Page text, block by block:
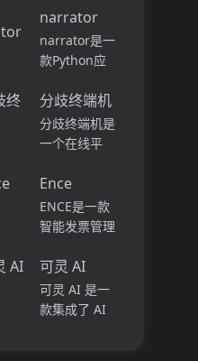
化复杂的编...
站，无需编写
复杂的HTML
或代码。它提
供了超过
10,0...
结合最新的
AI 模型，如
DeepSeek
OpenAI GPT-
4，致力于提
升用户的写作
体验...
narrator
narrator是一
款Python应
OpenAI和
ElevenLabs
的API，能够
Attenborough
来为您的生活
进行...
分歧终端机
分歧终端机是
一个在线平
术帮助用户解
决日常生活中
的分歧和争
拟裁判的方
式，让用户提
交问题并由AI
进行投票，从
Ence
ENCE是一款
智能发票管理
动化流程和高
效现金流管
理，帮助企业
可灵 AI
可灵 AI 是一
款集成了 AI